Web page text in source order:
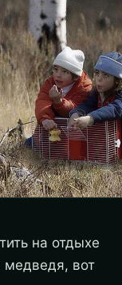
на отдыхе
медведя, вот